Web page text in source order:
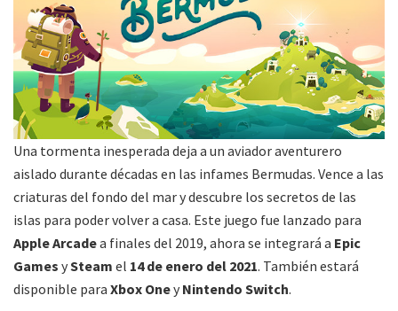
Una tormenta inesperada deja a un aviador aventurero
aislado durante décadas en las infames Bermudas. Vence a las
criaturas del fondo del mar y descubre los secretos de las
islas para poder volver a casa. Este juego fue lanzado para
Apple Arcadea finales del 2019, ahora se integrará a Epic
Games ySteam el 14 de enero del 2021. También estará
disponible para Xbox Oney Nintendo Switch.